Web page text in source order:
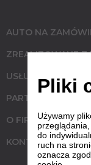
AUTO NA
ZREALIZOWANE
USŁUGI
PARTNERZY
O FIRMIE
KONTAKT
Pliki
Używamy
do
ruch na
oznacza